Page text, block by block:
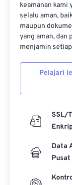
keamanan kami
selalu aman,
maupun
yang aman, dan
menjamin
Pelajari
SSL/
Data
Pusat